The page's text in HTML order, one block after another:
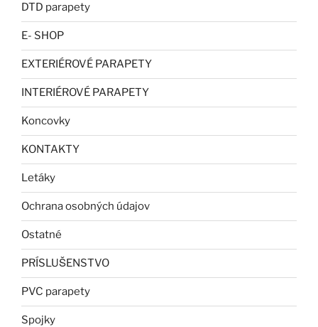
DTD parapety
E- SHOP
EXTERIÉROVÉ PARAPETY
INTERIÉROVÉ PARAPETY
Koncovky
KONTAKTY
Letáky
Ochrana osobných údajov
Ostatné
PRÍSLUŠENSTVO
PVC parapety
Spojky